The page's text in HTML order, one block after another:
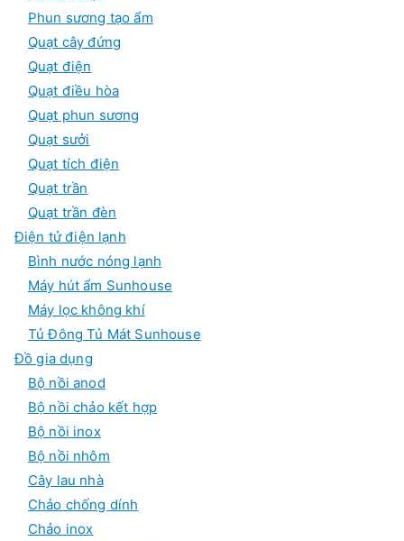
Phun sương tạo ẩm
Quạt cây đứng
Quạt điện
Quạt điều hòa
Quạt phun sương
Quạt sưởi
Quạt tích điện
Quạt trần
Quạt trần đèn
Điện tử điện lạnh
Bình nước nóng lạnh
Máy hút ẩm Sunhouse
Máy lọc không khí
Tủ Đông Tủ Mát Sunhouse
Đồ gia dụng
Bộ nồi anod
Bộ nồi chảo kết hợp
Bộ nồi inox
Bộ nồi nhôm
Cây lau nhà
Chảo chống dính
Chảo inox